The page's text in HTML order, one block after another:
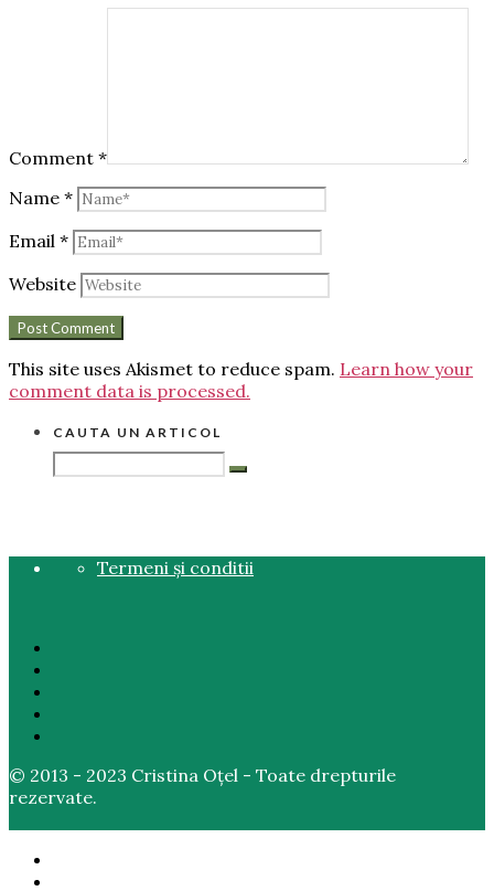
Comment *
Name *
Email *
Website
This site uses Akismet to reduce spam. Learn how your
comment data is processed.
CAUTA UN ARTICOL
Termeni și conditii
© 2013 - 2023 Cristina Oțel - Toate drepturile
rezervate.